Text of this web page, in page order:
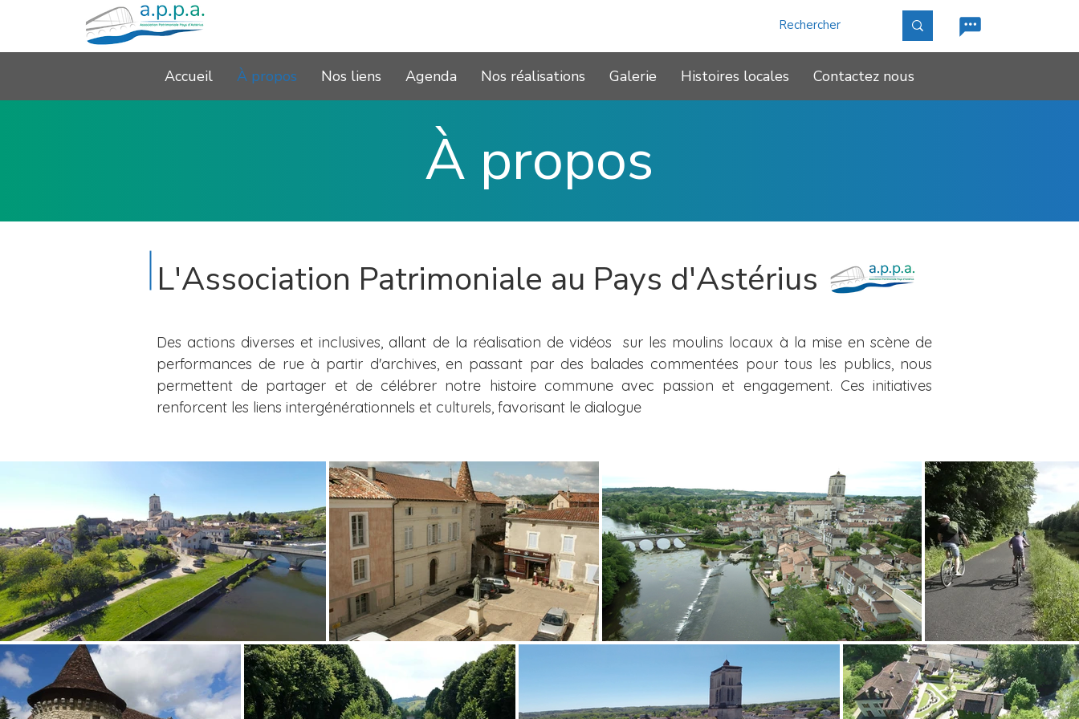
Accueil À propos Nos liens Agenda Nos réalisations Galerie Histoires locales Contactez nous
À propos
L'Association Patrimoniale au Pays d'Astérius
Des actions diverses et inclusives, allant de la réalisation de vidéos sur les moulins locaux à la mise en scène de
performances de rue à partir d'archives, en passant par des balades commentées pour tous les publics, nous
permettent de partager et de célébrer notre histoire commune avec passion et engagement. Ces initiatives
renforcent les liens intergénérationnels et culturels, favorisant le dialogue